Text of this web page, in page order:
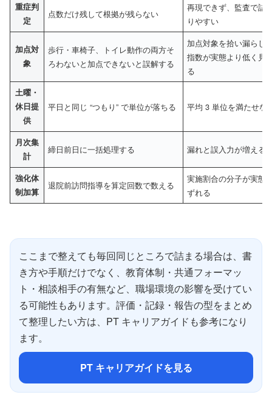
重症判
定
点数だけ残して根拠が残らない
再現できず、監査で詰
りやすい
加点対
象
歩行・車椅子、トイレ動作の両方そ
ろわないと加点できないと誤解する
加点対象を拾い漏らし
指数が実態より低く見
る
土曜・
休日提
供
平日と同じ “つもり” で単位が落ちる 平均 3 単位を満たせな
月次集
計
締日前日に一括処理する 漏れと誤入力が増える
強化体
制加算
退院前訪問指導を算定回数で数える
実施割合の分子が実態
ずれる
ここまで整えても毎回同じところで詰まる場合は、書
き方や手順だけでなく、教育体制・共通フォーマッ
ト・相談相手の有無など、職場環境の影響を受けてい
る可能性もあります。評価・記録・報告の型をまとめ
て整理したい方は、PT キャリアガイドも参考になり
ます。
PT キャリアガイドを見る